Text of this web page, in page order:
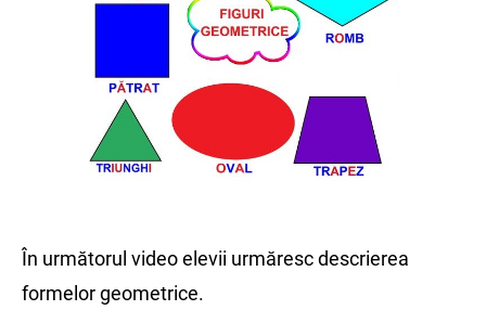
În următorul video elevii urmăresc descrierea
formelor geometrice.